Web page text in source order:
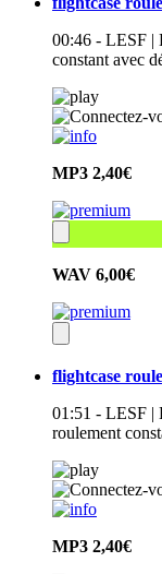
00:46 - LESF |
constant avec
MP3 2,40€
WAV 6,00€
flightcase
01:51 - LESF |
roulement
MP3 2,40€